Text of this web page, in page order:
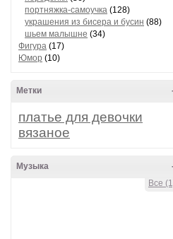
портняжка-самоучка (128)
украшения из бисера и бусин (88)
шьем малышне (34)
Фигура (17)
Юмор (10)
Метки
платье для девочки
вязаное
Музыка
Все